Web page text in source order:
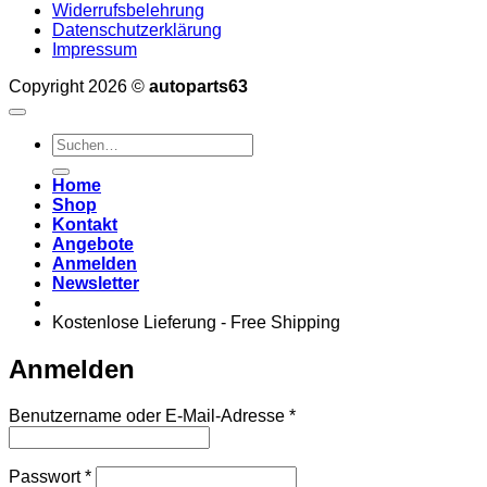
Widerrufsbelehrung
Datenschutzerklärung
Impressum
Copyright 2026 © autoparts63
Suchen
nach:
Home
Shop
Kontakt
Angebote
Anmelden
Newsletter
Kostenlose Lieferung - Free Shipping
Anmelden
Benutzername oder E-Mail-Adresse *Erforderlich
Passwort*Erforderlich